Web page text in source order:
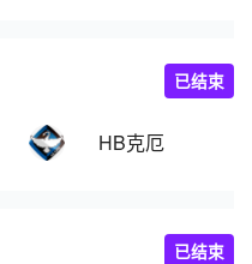
HB克厄
已结束
已结束